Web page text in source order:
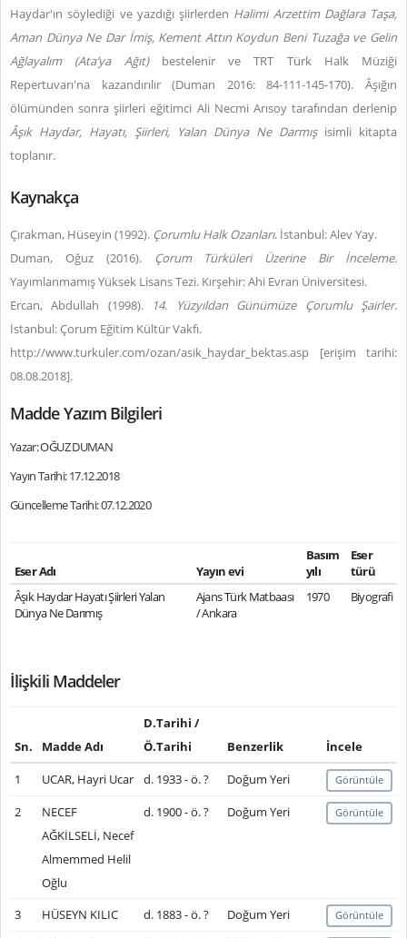
Haydar'ın söylediği ve yazdığı şiirlerden Halimi Arzettim Dağlara Taşa,
Aman Dünya Ne Dar İmiş, Kement Attın Koydun Beni Tuzağa ve Gelin
Ağlayalım
(Ata’ya Ağıt)bestelenir ve TRT Türk Halk Müziği
Repertuvarı'na kazandırılır (Duman 2016: 84-111-145-170). Âşığın
ölümünden sonra şiirleri eğitimci Ali Necmi Arısoy tarafından derlenip
Âşık Haydar, Hayatı, Şiirleri, Yalan Dünya Ne Darmış isimli kitapta
toplanır.
Kaynakça
Çırakman, Hüseyin (1992). Çorumlu Halk Ozanları. İstanbul: Alev Yay.
Duman, Oğuz (2016). Çorum Türküleri Üzerine Bir İnceleme.
Yayımlanmamış Yüksek Lisans Tezi. Kırşehir: Ahi Evran Üniversitesi.
Ercan, Abdullah (1998).
14. Yüzyıldan Günümüze Çorumlu Şairler.
İstanbul: Çorum Eğitim Kültür Vakfı.
http://www.turkuler.com/ozan/asik_haydar_bektas.asp [erişim tarihi:
08.08.2018].
Madde Yazım Bilgileri
Yazar: OĞUZ DUMAN
Yayın Tarihi: 17.12.2018
Güncelleme Tarihi: 07.12.2020
Eser Adı Yayın evi
Basım
yılı
Eser
türü
Âşık Haydar Hayatı Şiirleri Yalan
Dünya Ne Darımış
Ajans Türk Matbaası
/ Ankara
1970 Biyografi
İlişkili Maddeler
Sn. Madde Adı
D.Tarihi /
Ö.Tarihi
Benzerlik
İncele
1
UCAR, Hayri Ucar d. 1933 - ö. ? Doğum Yeri Görüntüle
2
NECEF
AĞKİLSELİ, Necef
Almemmed Helil
Oğlu
d. 1900 - ö. ? Doğum Yeri Görüntüle
3 HÜSEYN KILIC d. 1883 - ö. ? Doğum Yeri Görüntüle